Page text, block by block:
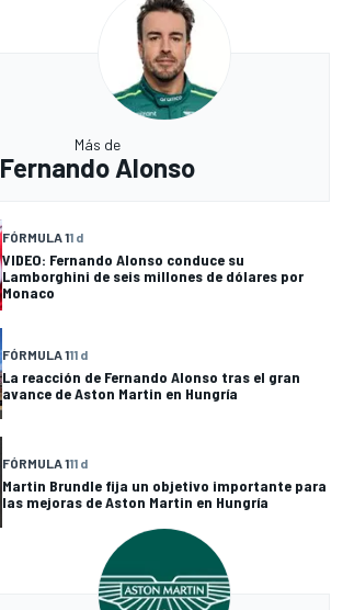
Más de
Fernando Alonso
FÓRMULA 11 d
VIDEO: Fernando Alonso conduce su
Lamborghini de seis millones de dólares por
Monaco
FÓRMULA 111 d
La reacción de Fernando Alonso tras el gran
avance de Aston Martin en Hungría
FÓRMULA 111 d
Martin Brundle fija un objetivo importante para
las mejoras de Aston Martin en Hungría